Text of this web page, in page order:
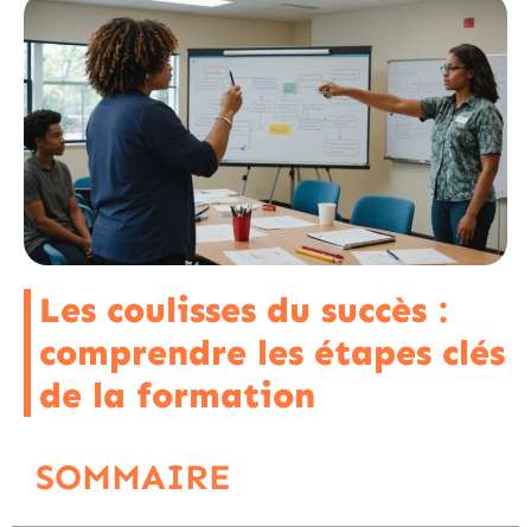
Les coulisses du succès :
comprendre les étapes clés
de la formation
SOMMAIRE